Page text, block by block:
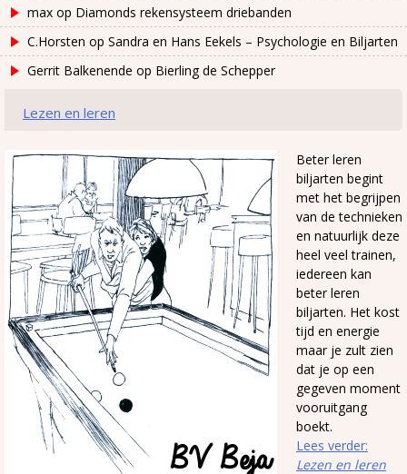
max op Diamonds rekensysteem driebanden
C.Horsten op Sandra en Hans Eekels – Psychologie en Biljarten
Gerrit Balkenende op Bierling de Schepper
Lezen en leren
Beter leren
biljarten begint
met het begrijpen
van de technieken
en natuurlijk deze
heel veel trainen,
iedereen kan
beter leren
biljarten. Het kost
tijd en energie
maar je zult zien
dat je op een
gegeven moment
vooruitgang
boekt.
Lees verder:
Lezen en leren